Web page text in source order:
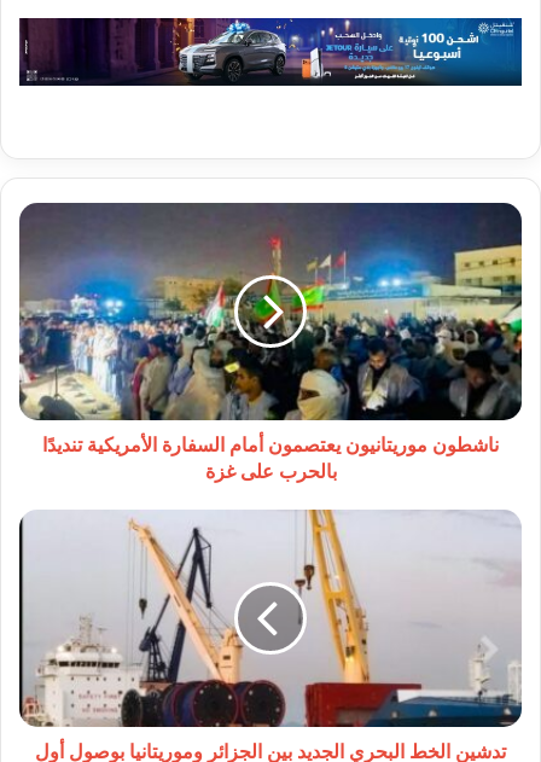
ناشطون
موريتانيون
يعتصمون
أمام
السفارة
الأمريكية
تنديدًا
بالحرب
على
غزةناشطون موريتانيون يعتصمون أمام السفارة الأمريكية تنديدًا
بالحرب على غزة
تدشين
الجزائر
وموريتانيا
بوصول
أول
سفينة
تدشين الخط البحري الجديد بين الجزائر وموريتانيا بوصول أول